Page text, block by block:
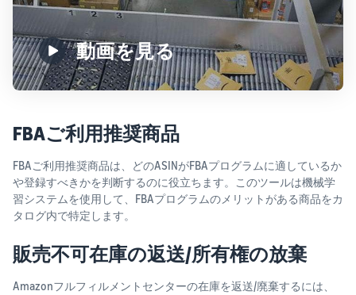
動画を見る
FBAご利用推奨商品
FBAご利用推奨商品は、どのASINがFBAプログラムに適しているか
や登録すべきかを判断するのに役立ちます。このツールは機械学
習システムを使用して、FBAプログラムのメリットがある商品をカ
タログ内で特定します。
販売不可在庫の返送/所有権の放棄
Amazonフルフィルメントセンターの在庫を返送/廃棄するには、